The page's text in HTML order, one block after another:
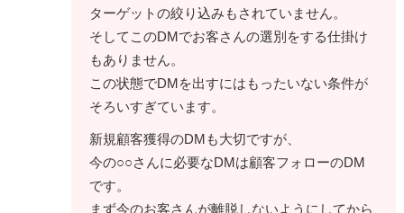
ターゲットの絞り込みもされていません。
そしてこのDMでお客さんの選別をする仕掛け
もありません。
この状態でDMを出すにはもったいない条件が
そろいすぎています。
新規顧客獲得のDMも大切ですが、
今の○○さんに必要なDMは顧客フォローのDM
です。
まず今のお客さんが離脱しないようにしてから